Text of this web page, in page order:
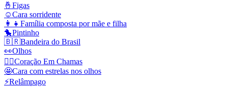
🤞 Figas
☺️Cara sorridente
👩‍👧 Família composta por mãe e filha
🐤Pintinho
🇧🇷Bandeira do Brasil
👀Olhos
❤️‍🔥Coração Em Chamas
🤩Cara com estrelas nos olhos
⚡Relâmpago